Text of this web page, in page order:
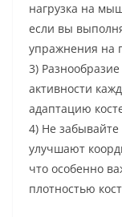
нагрузка на
если вы
упражнения на
3)
активности
адаптацию
4) Не забывайте
улучшают
что особенно
плотностью